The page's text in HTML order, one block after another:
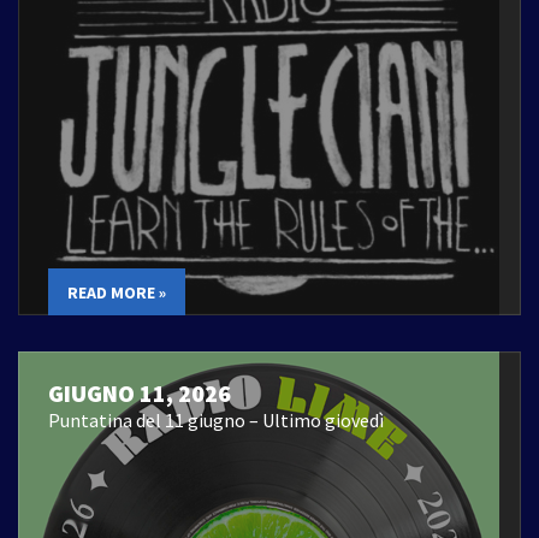
READ MORE »
GIUGNO 11, 2026
Puntatina del 11 giugno – Ultimo giovedì